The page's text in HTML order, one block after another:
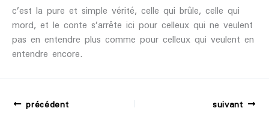
c’est la pure et simple vérité, celle qui brûle, celle qui
mord, et le conte s’arrête ici pour celleux qui ne veulent
pas en entendre plus comme pour celleux qui veulent en
entendre encore.
précédent suivant